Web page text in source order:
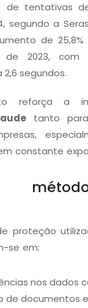
de tentativas
segundo a
de
de 2023, com
segundos.
reforça a
tanto
constante
proteção
se em:
nos dados
de documentos